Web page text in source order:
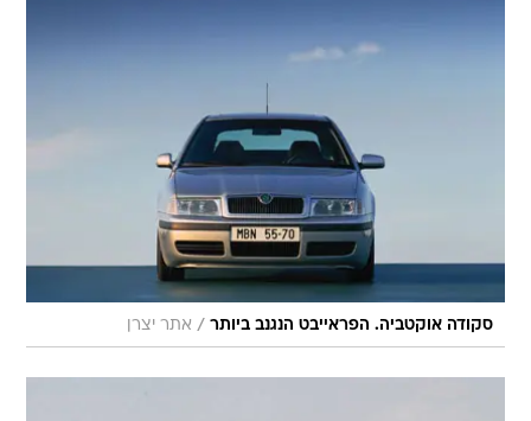
סקודה אוקטביה. הפראייבט הנגנב ביותר / אתר יצרן